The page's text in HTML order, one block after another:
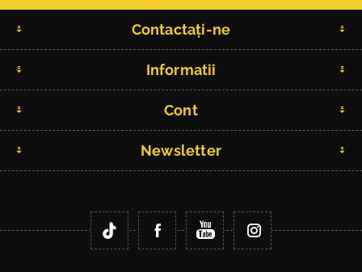
Contactați-ne
Informatii
Cont
Newsletter